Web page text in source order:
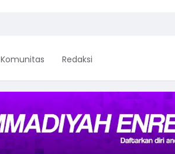
Komunitas Redaksi